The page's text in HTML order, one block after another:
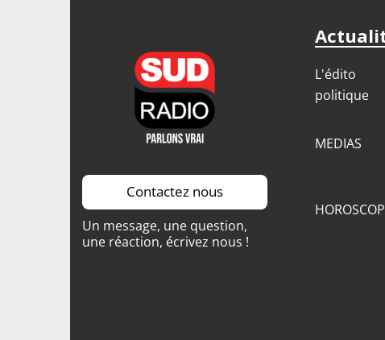
Contactez nous
Un message, une question,
une réaction, écrivez nous !
L'édito
politique
MEDIAS